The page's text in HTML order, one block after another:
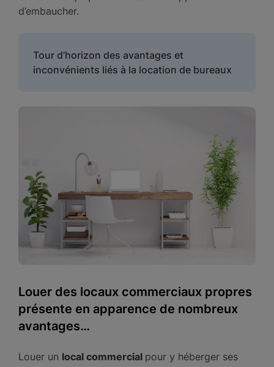
d’embaucher.
Tour d’horizon des avantages et
inconvénients liés à la location de bureaux
Louer des locaux commerciaux propres
présente en apparence de nombreux
avantages…
Louer un local commercial pour y héberger ses